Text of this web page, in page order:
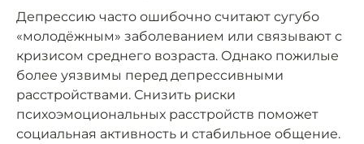
Депрессию часто ошибочно считают сугубо
«молодёжным» заболеванием или связывают с
кризисом среднего возраста. Однако пожилые
более уязвимы перед депрессивными
расстройствами. Снизить риски
психоэмоциональных расстройств поможет
социальная активность и стабильное общение.